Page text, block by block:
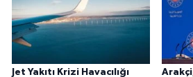
Jet Yakıtı Krizi Havacılığı